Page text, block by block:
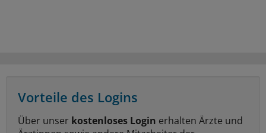
Vorteile des Logins
Über unser kostenloses Login erhalten Ärzte und